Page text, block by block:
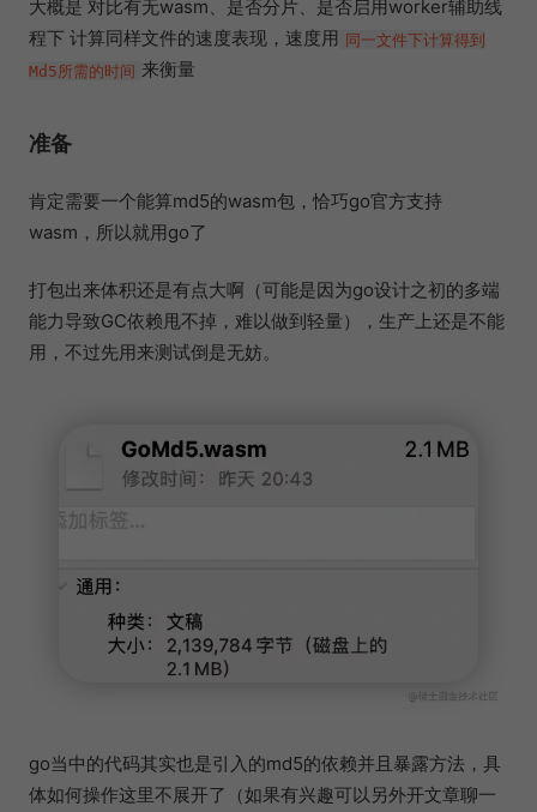
大概是 对比有无wasm、是否分片、是否启用worker辅助线
程下 计算同样文件的速度表现，速度用 同一文件下计算得到
Md5所需的时间 来衡量
准备
肯定需要一个能算md5的wasm包，恰巧go官方支持
wasm，所以就用go了
打包出来体积还是有点大啊（可能是因为go设计之初的多端
能力导致GC依赖甩不掉，难以做到轻量），生产上还是不能
用，不过先用来测试倒是无妨。
go当中的代码其实也是引入的md5的依赖并且暴露方法，具
体如何操作这里不展开了（如果有兴趣可以另外开文章聊一